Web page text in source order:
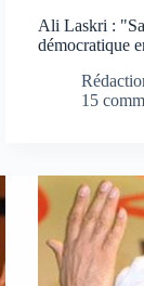
Ali Laskri :
démocratique
15